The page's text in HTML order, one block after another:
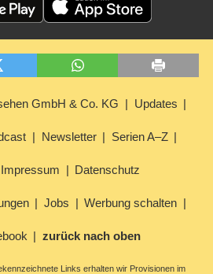
GmbH & Co. KG Updates
Newsletter Serien A–Z
Impressum Datenschutz
Jobs Werbung schalten
zurück nach oben
Links erhalten wir Provisionen im